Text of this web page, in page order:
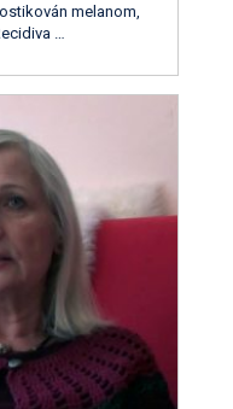
melanom,
…